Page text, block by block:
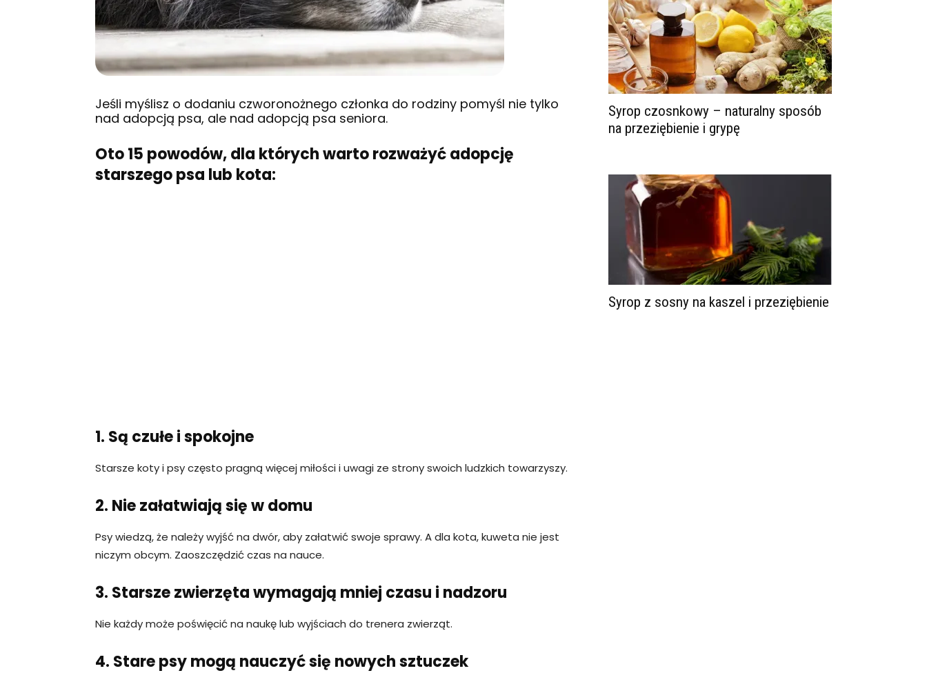
Jeśli myślisz o dodaniu czworonożnego członka do rodziny pomyśl nie tylko
nad adopcją psa, ale nad adopcją psa seniora.
Oto 15 powodów, dla których warto rozważyć adopcję
starszego psa lub kota:
1. Są czułe i spokojne
Starsze koty i psy często pragną więcej miłości i uwagi ze strony swoich ludzkich towarzyszy.
2. Nie załatwiają się w domu
Psy wiedzą, że należy wyjść na dwór, aby załatwić swoje sprawy. A dla kota, kuweta nie jest
niczym obcym. Zaoszczędzić czas na nauce.
3. Starsze zwierzęta wymagają mniej czasu i nadzoru
Nie każdy może poświęcić na naukę lub wyjściach do trenera zwierząt.
4. Stare psy mogą nauczyć się nowych sztuczek
Syrop czosnkowy – naturalny sposób
na przeziębienie i grypę
Syrop z sosny na kaszel i przeziębienie